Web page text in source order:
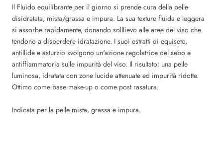
Il Fluido equilibrante per il giorno si prende cura della pelle
disidratata, mista/grassa e impura. La sua texture fluida e leggera
si assorbe rapidamente, donando solllievo alle aree del viso che
tendono a disperdere idratazione. I suoi estratti di equiseto,
antillide e asturzio svolgono un'azione regolatrice del sebo e
antiffiammatoria sulle impurità del viso. Il risultato: una pelle
luminosa, idratata con zone lucide attenuate ed impurità ridotte.
Ottimo come base make-up o come post rasatura.
Indicata per la pelle mista, grassa e impura.